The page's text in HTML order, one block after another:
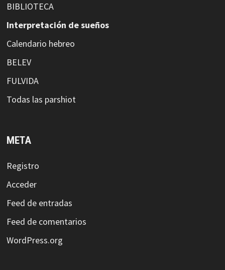
BIBLIOTECA
Interpretación de sueños
Calendario hebreo
BELEV
FULVIDA
Todas las parshiot
META
Registro
Acceder
Feed de entradas
Feed de comentarios
WordPress.org